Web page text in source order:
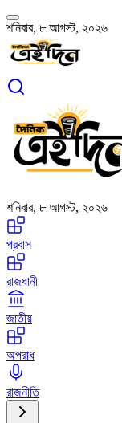
শনিবার, ৮ আগস্ট, ২০২৬
শনিবার, ৮ আগস্ট, ২০২৬
প্রবাস
রাজধানী
জাতীয়
অপরাধ
রাজনীতি